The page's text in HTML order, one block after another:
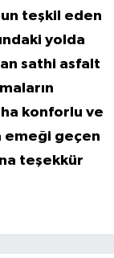
teşkil eden
yolda
sathi asfalt
konforlu ve
emeği geçen
teşekkür